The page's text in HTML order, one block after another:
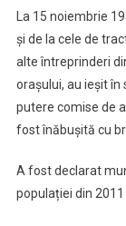
La 15 noiembrie
și de la cele de
alte întreprinderi
orașului, au ieșit
putere comise de
fost înăbușită cu
A fost declarat
populației din